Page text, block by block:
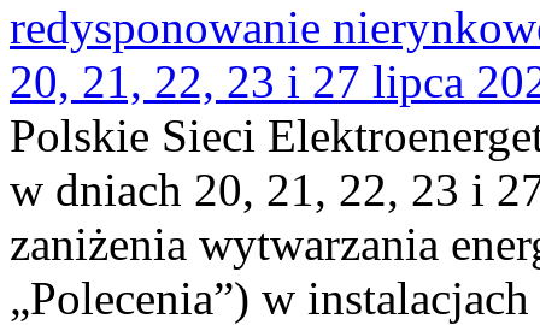
redysponowanie
20, 21, 22, 23 i 27 lipca
Polskie Sieci
w dniach 20, 21, 22, 23 i
zaniżenia wytwarzania
„Polecenia”) w